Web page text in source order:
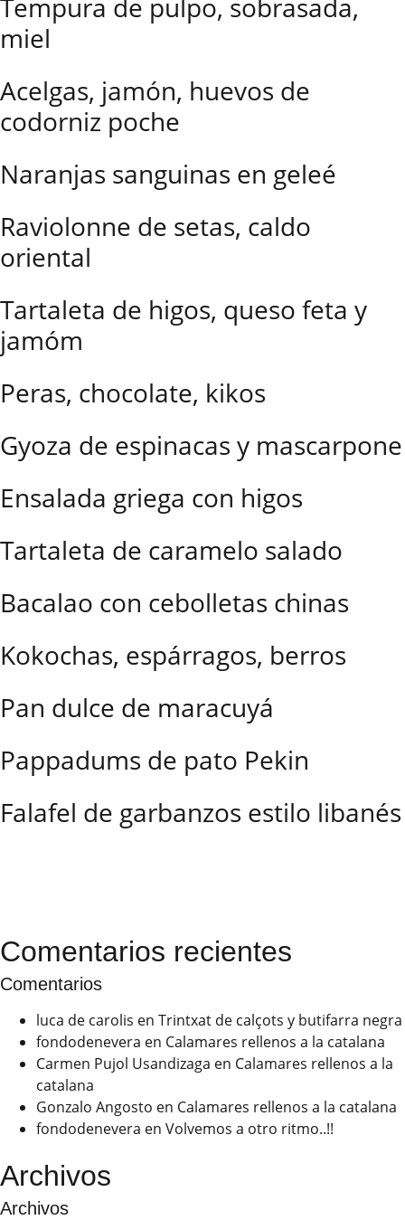
Tempura de pulpo, sobrasada,
miel
Acelgas, jamón, huevos de
codorniz poche
Naranjas sanguinas en geleé
Raviolonne de setas, caldo
oriental
Tartaleta de higos, queso feta y
jamóm
Peras, chocolate, kikos
Gyoza de espinacas y mascarpone
Ensalada griega con higos
Tartaleta de caramelo salado
Bacalao con cebolletas chinas
Kokochas, espárragos, berros
Pan dulce de maracuyá
Pappadums de pato Pekin
Falafel de garbanzos estilo libanés
Comentarios recientes
Comentarios
luca de carolis en Trintxat de calçots y butifarra negra
fondodenevera en Calamares rellenos a la catalana
Carmen Pujol Usandizaga en Calamares rellenos a la
catalana
Gonzalo Angosto en Calamares rellenos a la catalana
fondodenevera en Volvemos a otro ritmo..!!
Archivos
Archivos